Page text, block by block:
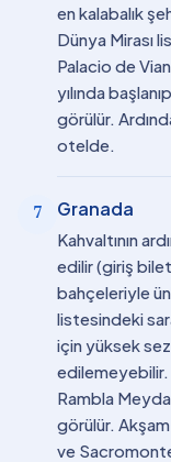
en kalabalık
Dünya Mirası
Palacio de
yılında
görülür.
otelde.
7 Granada
Kahvaltının
edilir (giriş
bahçeleriyle
listesindeki
için yüksek
edilemeyebilir.
Rambla
görülür.
ve